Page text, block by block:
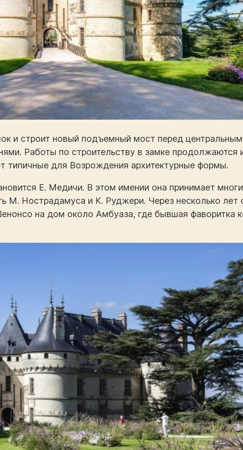
и строит новый подъемный мост перед
Работы по строительству в замке продолжаются
типичные для Возрождения архитектурные формы.
Е. Медичи. В этом имении она принимает
М. Нострадамуса и К. Руджери. Через несколько лет
на дом около Амбуаза, где бывшая фаворитка